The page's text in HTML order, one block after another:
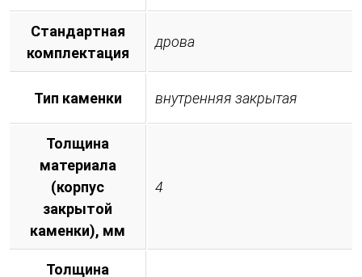
Стандартная
комплектация
дрова
Тип каменки внутренняя закрытая
Толщина
материала
(корпус
закрытой
каменки), мм
4
Толщина